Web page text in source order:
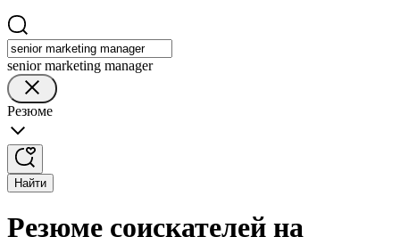
senior marketing manager
Резюме
Найти
Резюме соискателей на